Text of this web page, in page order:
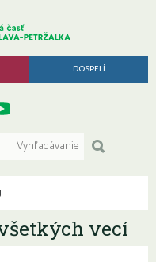
DOSPELÍ
vecí